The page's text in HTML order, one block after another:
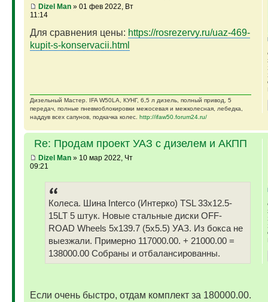
Dizel Man» 01 фев 2022, Вт
11:14
Для сравнения цены: https://rosrezervy.ru/uaz-469-
kupit-s-konservacii.html
Дизельный Мастер. IFA W50LA, КУНГ, 6,5 л дизель, полный привод, 5
передач, полные пневмоблокировки межосевая и межколесная, лебедка,
наддув всех сапунов, подкачка колес. http://ifaw50.forum24.ru/
Re: Продам проект УАЗ с дизелем и АКПП
Dizel Man» 10 мар 2022, Чт
09:21
Колеса. Шина Interco (Интерко) TSL 33x12.5-
15LT 5 штук. Новые стальные диски OFF-
ROAD Wheels 5x139.7 (5x5.5) УАЗ. Из бокса не
выезжали. Примерно 117000.00. + 21000.00 =
138000.00 Собраны и отбалансированны.
Если очень быстро, отдам комплект за 180000.00.